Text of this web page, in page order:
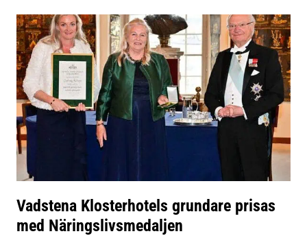
Vadstena Klosterhotels grundare prisas
med Näringslivsmedaljen